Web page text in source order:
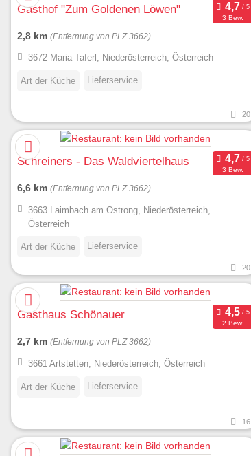
Gasthof "Zum Goldenen Löwen"
3 Bew.
2,8 km (Entfernung von PLZ 3662)
3672 Maria Taferl, Niederösterreich, Österreich
Art der Küche Lieferservice
20
Schreiners - Das Waldviertelhaus
3 Bew.
6,6 km (Entfernung von PLZ 3662)
3663 Laimbach am Ostrong, Niederösterreich,
Österreich
Art der Küche Lieferservice
20
Gasthaus Schönauer
2 Bew.
2,7 km (Entfernung von PLZ 3662)
3661 Artstetten, Niederösterreich, Österreich
Art der Küche Lieferservice
16